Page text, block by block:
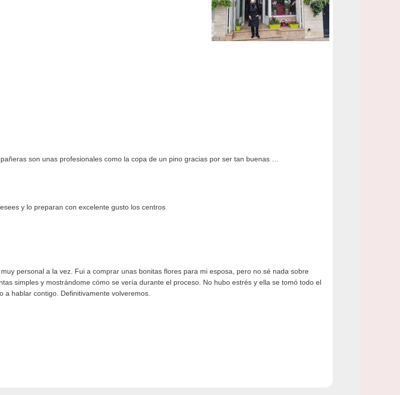
son unas profesionales como la copa de un pino gracias por ser tan buenas …
y lo preparan con excelente gusto los centros
personal a la vez. Fui a comprar unas bonitas flores para mi esposa, pero no sé nada sobre
simples y mostrándome cómo se vería durante el proceso. No hubo estrés y ella se tomó todo el
hablar contigo. Definitivamente volveremos.